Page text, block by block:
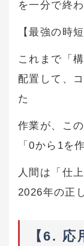
を一分で終
【最強の時
これまで「
配置して、
た
作業が、こ
「0から1を
人間は「仕
2026年の正
【6.